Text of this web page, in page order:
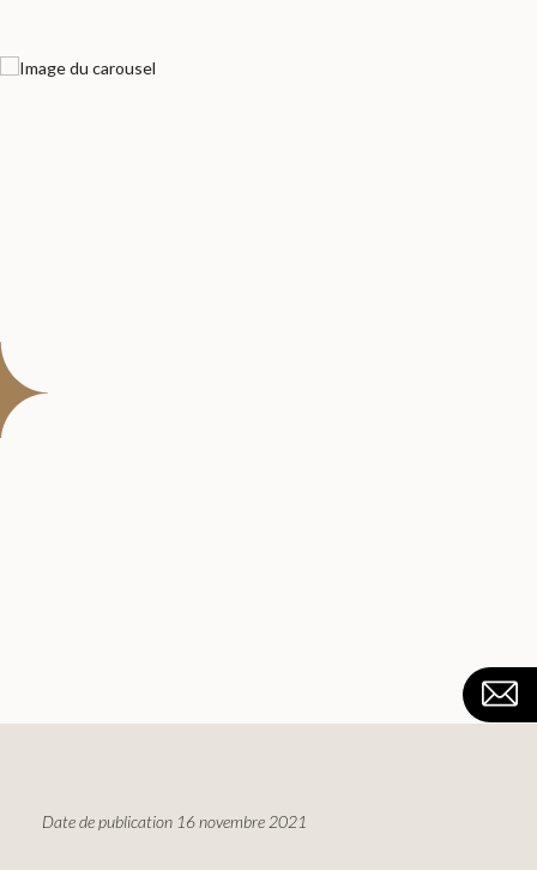
Date de publication 16 novembre 2021